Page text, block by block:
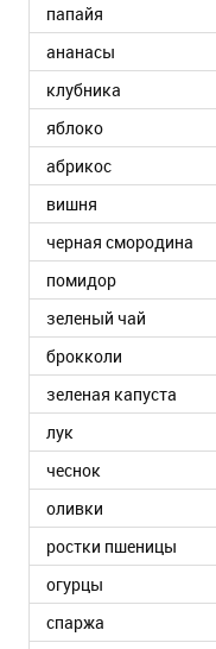
папайя
ананасы
клубника
яблоко
абрикос
вишня
черная смородина
помидор
зеленый чай
брокколи
зеленая капуста
лук
чеснок
оливки
ростки пшеницы
огурцы
спаржа